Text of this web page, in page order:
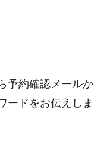
予約確認メールか
ードをお伝えしま